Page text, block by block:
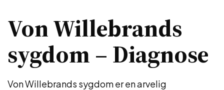
Von Willebrands
sygdom – Diagnose
Von Willebrands sygdom er en arvelig